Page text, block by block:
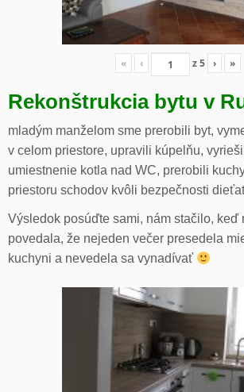
« ‹ z5 › »
Rekonštrukcia bytu v
mladým manželom sme prerobili byt,
v celom priestore, upravili kúpelňu,
umiestnenie kotla nad WC, prerobili
priestoru schodov kvôli bezpečnosti
Výsledok posúďte sami, nám stačilo, keď
povedala, že nejeden večer presedela
kuchyni a nevedela sa vynadívať